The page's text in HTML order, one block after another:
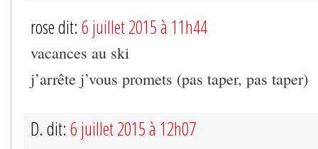
rose dit: 6 juillet 2015 à 11h44
vacances au ski
j’arrête j’vous promets (pas taper, pas taper)
D. dit: 6 juillet 2015 à 12h07